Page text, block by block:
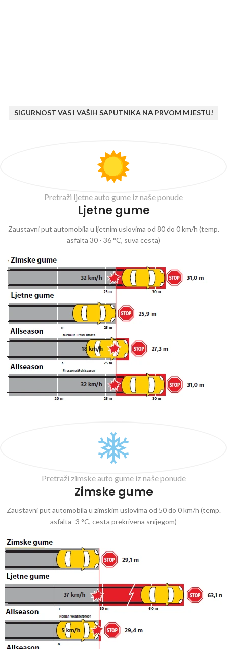
SIGURNOST VAS I VAŠIH SAPUTNIKA NA PRVOM MJESTU!
Pretraži ljetne auto gume iz naše ponude
Ljetne gume
Zaustavni put automobila u ljetnim uslovima od 80 do 0 km/h (temp.
asfalta 30 - 36 °C, suva cesta)
Pretraži zimske auto gume iz naše ponude
Zimske gume
Zaustavni put automobila u zimskim uslovima od 50 do 0 km/h (temp.
asfalta -3 °C, cesta prekrivena snijegom)